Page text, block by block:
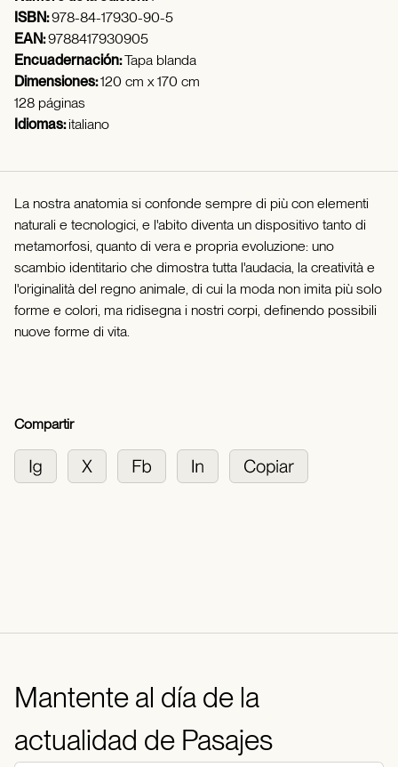
ISBN:978-84-17930-90-5
EAN:9788417930905
Encuadernación:Tapa blanda
Dimensiones:120 cm x 170 cm
128 páginas
Idiomas:italiano
La nostra anatomia si confonde sempre di più con elementi
naturali e tecnologici, e l'abito diventa un dispositivo tanto di
metamorfosi, quanto di vera e propria evoluzione: uno
scambio identitario che dimostra tutta l'audacia, la creatività e
l'originalità del regno animale, di cui la moda non imita più solo
forme e colori, ma ridisegna i nostri corpi, definendo possibili
nuove forme di vita.
Compartir
Mantente al día de la
actualidad de Pasajes